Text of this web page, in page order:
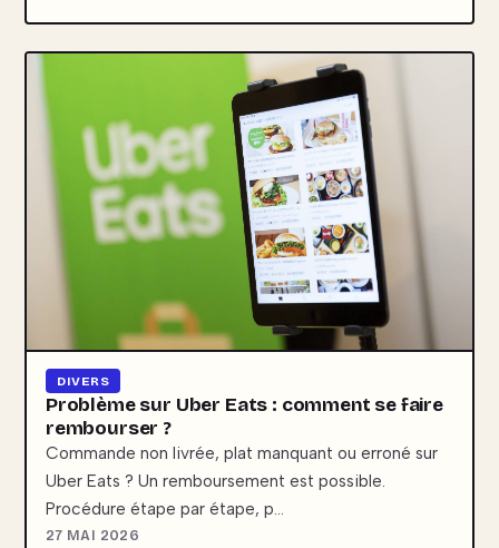
DIVERS
Problème sur Uber Eats : comment se faire
rembourser ?
Commande non livrée, plat manquant ou erroné sur
Uber Eats ? Un remboursement est possible.
Procédure étape par étape, p…
27 MAI 2026